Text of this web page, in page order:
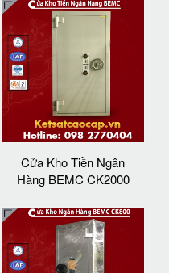
Cửa Kho Tiền Ngân
Hàng BEMC CK2000